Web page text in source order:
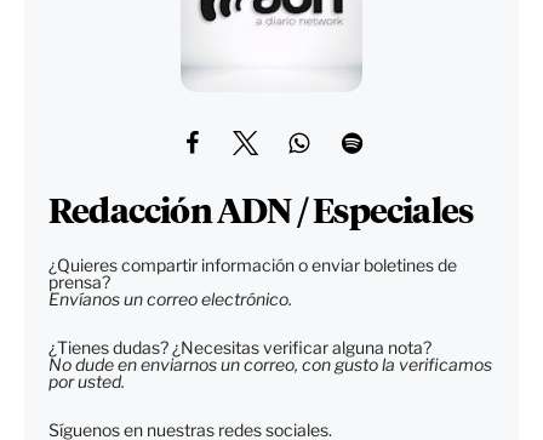
Redacción ADN / Especiales
¿Quieres compartir información o enviar boletines de
prensa?
Envíanos un correo electrónico.
¿Tienes dudas? ¿Necesitas verificar alguna nota?
No dude en enviarnos un correo, con gusto la verificamos
por usted.
Síguenos en nuestras redes sociales.